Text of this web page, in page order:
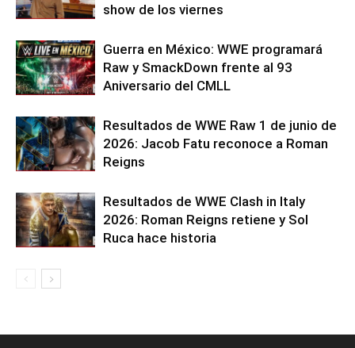
show de los viernes
Guerra en México: WWE programará
Raw y SmackDown frente al 93
Aniversario del CMLL
Resultados de WWE Raw 1 de junio de
2026: Jacob Fatu reconoce a Roman
Reigns
Resultados de WWE Clash in Italy
2026: Roman Reigns retiene y Sol
Ruca hace historia